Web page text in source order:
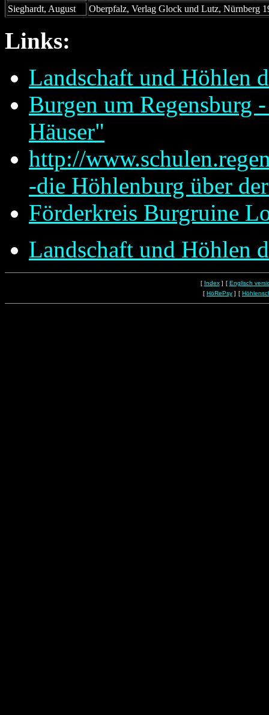
Sieghardt, August
Oberpfalz, Verlag Glock und Lutz, Nürnberg
Links:
Landschaft und Höhlen
Burgen um Regensburg
Häuser"
http://
-die Höhlenburg über
Förderkreis Burgruine
Landschaft und Höhlen
[ Index] [ Englisch
[ HöRePsy ] [